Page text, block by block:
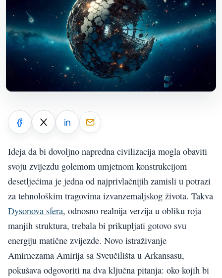
Ideja da bi dovoljno napredna civilizacija mogla obaviti
svoju zvijezdu golemom umjetnom konstrukcijom
desetljećima je jedna od najprivlačnijih zamisli u potrazi
za tehnološkim tragovima izvanzemaljskog života. Takva
Dysonova sfera, odnosno realnija verzija u obliku roja
manjih struktura, trebala bi prikupljati gotovo svu
energiju matične zvijezde. Novo istraživanje
Amirnezama Amirija sa Sveučilišta u Arkansasu,
pokušava odgovoriti na dva ključna pitanja: oko kojih bi